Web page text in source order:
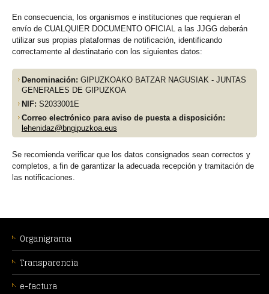
En consecuencia, los organismos e instituciones que requieran el
envío de CUALQUIER DOCUMENTO OFICIAL a las JJGG deberán
utilizar sus propias plataformas de notificación, identificando
correctamente al destinatario con los siguientes datos:
Denominación: GIPUZKOAKO BATZAR NAGUSIAK - JUNTAS
GENERALES DE GIPUZKOA
NIF: S2033001E
Correo electrónico para aviso de puesta a disposición:
lehenidaz@bngipuzkoa.eus
Se recomienda verificar que los datos consignados sean correctos y
completos, a fin de garantizar la adecuada recepción y tramitación de
las notificaciones.
CONTEXTUAL
Organigrama
Transparencia
e-factura